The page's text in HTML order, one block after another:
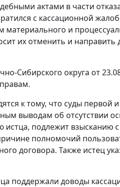
актами в части
с кассационной
и
их отменить и
Сибирского округа от
к тому, что суды
выводам об отсутствии
подлежит взысканию
полномочий
договора. Также истец
поддержали доводы